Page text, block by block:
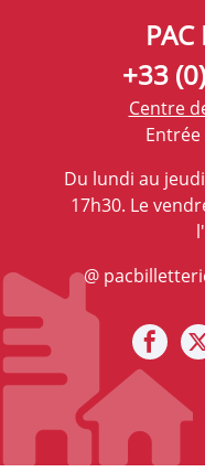
PAC
+33
Centre
Du lundi au
17h30. Le
@